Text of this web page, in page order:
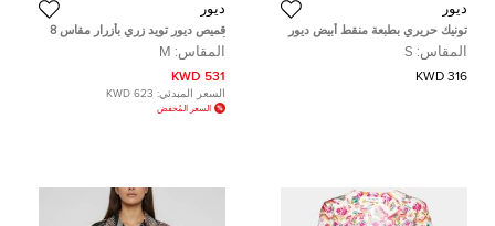
ديور
تونيك حريري بطبعة منقط أبيض ديور
مقاس صغير (سمول)
المقاس: S
316 KWD
ديور
قميص ديور تويد زري بأزرار مقاس 8
أمريكي
المقاس: M
531 KWD
السعر المبدئي: 623 KWD
السعر المُخفض